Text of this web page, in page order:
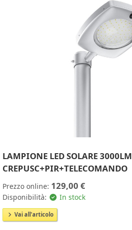
LAMPIONE LED SOLARE 3000LM
CREPUSC+PIR+TELECOMANDO
Prezzo online: 129,00 €
Disponibilità: In stock
Vai all'articolo